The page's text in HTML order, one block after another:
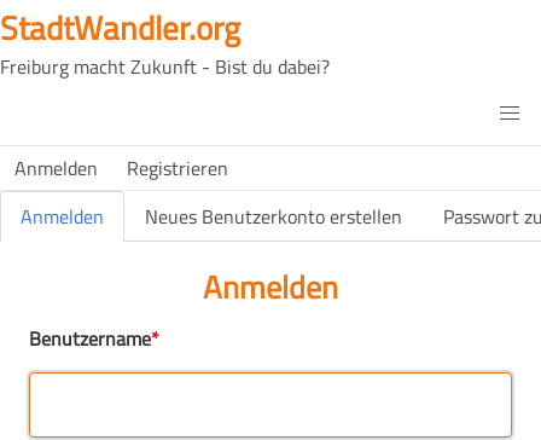
Direkt
zum
Inhalt
StadtWandler.org
Freiburg macht Zukunft - Bist du dabei?
Main
menu
H4C
USER
Anmelden Registrieren
Primäre Reiter
Anmelden(aktiver Reiter)Neues Benutzerkonto erstellen Passwort
Anmelden
Benutzername